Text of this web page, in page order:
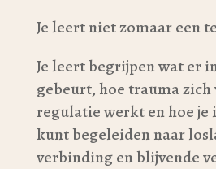
Je leert niet zomaar een
Je leert begrijpen wat er
gebeurt, hoe trauma zich
regulatie werkt en hoe je
kunt begeleiden naar
verbinding en blijvende